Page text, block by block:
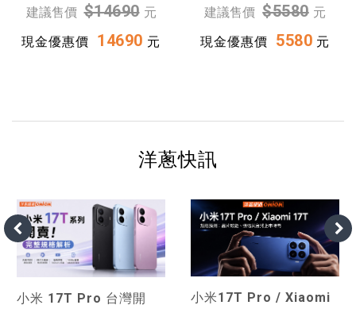
建議售價 $14690 元
現金優惠價
14690 元
建議售價 $5580 元
現金優惠價
5580 元
洋蔥快訊
小米 17T Pro 台灣開 小米17T Pro / Xiaomi